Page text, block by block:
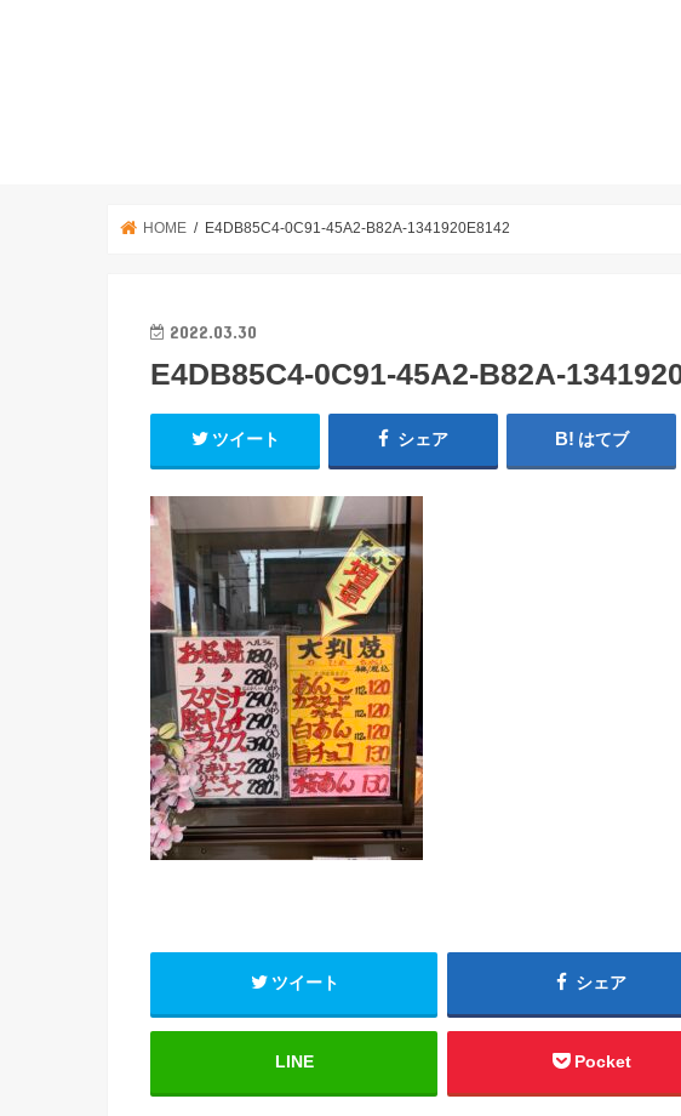
HOME E4DB85C4-0C91-45A2-B82A-1341920E8142
2022.03.30
E4DB85C4-0C91-45A2-B82A-
ツイート シェア はてブ
ツイート シェア
LINE Pocket